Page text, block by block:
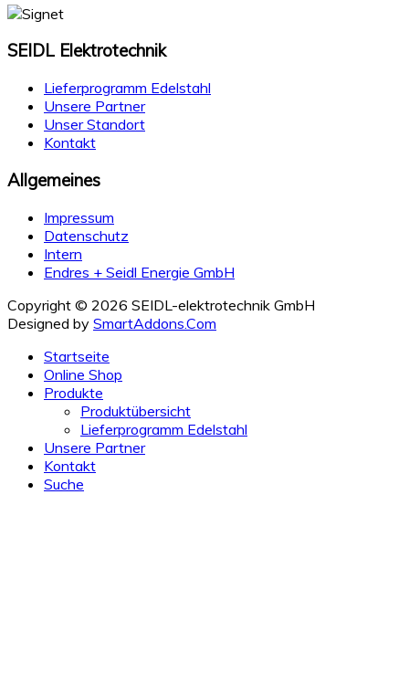
SEIDL Elektrotechnik
Lieferprogramm Edelstahl
Unsere Partner
Unser Standort
Kontakt
Allgemeines
Impressum
Datenschutz
Intern
Endres + Seidl Energie GmbH
Copyright © 2026 SEIDL-elektrotechnik GmbH
Designed by SmartAddons.Com
Startseite
Online Shop
Produkte
Produktübersicht
Lieferprogramm Edelstahl
Unsere Partner
Kontakt
Suche